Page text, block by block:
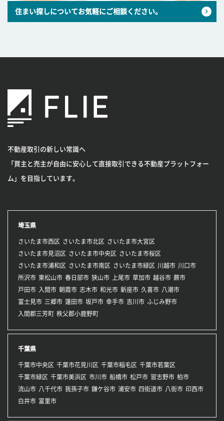
住まい探しについてお気軽にご相談ください。
不動産取引の新しい常識へ
「買主と売主が自由に安心して直接取引できる不動産プラットフォー
ム」を目指しています。
埼玉県
さいたま市西区 さいたま市北区
さいたま市大宮区
さいたま市見沼区
さいたま市中央区
さいたま市桜区
さいたま市浦和区
さいたま市南区 さいたま市緑区 川越市 川口市
所沢市 東松山市 春日部市 狭山市 上尾市 草加市 越谷市 蕨市
戸田市 入間市 朝霞市 志木市 和光市 新座市 久喜市 八潮市
富士見市 三郷市 蓮田市 坂戸市 幸手市 吉川市 ふじみ野市
入間郡三芳町 秩父郡小鹿野町
千葉県
千葉市中央区 千葉市花見川区 千葉市稲毛区 千葉市若葉区
千葉市緑区 千葉市美浜区 市川市 船橋市 松戸市 習志野市 柏市
流山市 八千代市 我孫子市 鎌ケ谷市 浦安市 四街道市 八街市 印西市
白井市 富里市